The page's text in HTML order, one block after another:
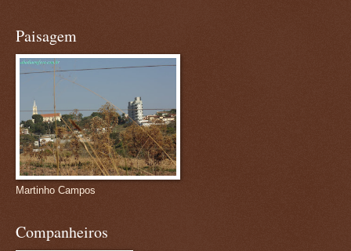
Paisagem
Martinho Campos
Companheiros